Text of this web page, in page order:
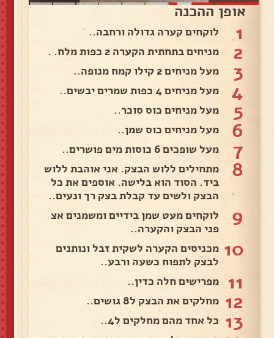
אופן ההכנה
1 לוקחים קערה גדולה ורחבה..
2 מניחים בתחתית הקערה 2 כפות מלח. .
3 מעל מניחים 2 קילו קמח מנופה..
4 מעל מניחים 4 כפות שמרים יבשים..
5 מעל מניחים כוס סוכר..
6 מעל מניחים כוס שמן..
7 מעל שופכים 6 כוסות מים פושרים..
8
מתחילים ללוש הבצק. אני אוהבת ללוש
ביד. הסוד הוא בלישה. אוספים את כל
הבצק ולשים עד קבלת בצק רך ונעים..
9
לוקחים מעט שמן בידיים ומשמנים אצ
פני הבצק והקערה..
10 מכניסים הקערה לשקית זבל ונותנים
לבצק לתפוח כשעה ורבע..
11 מפרישים חלה כדין..
12 מחלקים את הבצק ל8 גושים..
13 כל אחד מהם מחלקים ל4..